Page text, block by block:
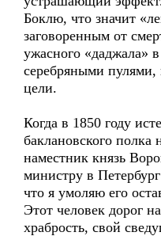
Боклю, что значит
заговоренным от
ужасного «даджала»
серебряными пулями,
цели.
Когда в 1850 году
баклановского полка
наместник князь
министру в
что я умоляю его
Этот человек дорог
храбрость, свой